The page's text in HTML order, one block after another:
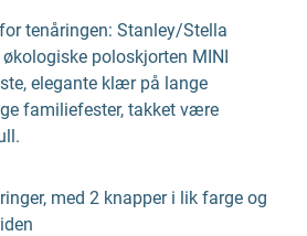
tenåringen: Stanley/Stella
økologiske poloskjorten MINI
elegante klær på lange
familiefester, takket være
med 2 knapper i lik farge og